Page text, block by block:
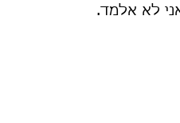
לא אלמד.